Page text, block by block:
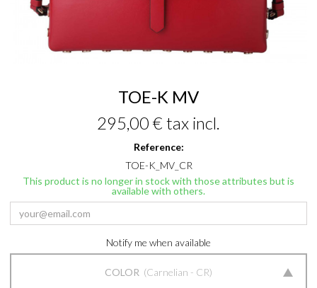
TOE-K MV
295,00 € tax incl.
Reference:
TOE-K_MV_CR
This product is no longer in stock with those attributes but is
available with others.
Notify me when available
COLOR Carnelian - CR